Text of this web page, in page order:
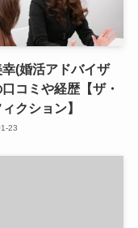
(婚活アドバイザ
コミや経歴【ザ・
クション】
23